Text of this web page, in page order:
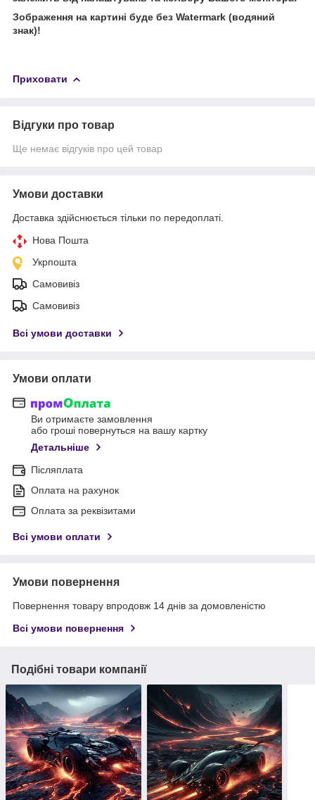
Зображення на картині буде без Watermark (водяний
знак)!
Приховати
Відгуки про товар
Ще немає відгуків про цей товар
Умови доставки
Доставка здійснюється тільки по передоплаті.
Нова Пошта
Укрпошта
Самовивіз
Самовивіз
Всі умови доставки
Умови оплати
Ви отримаєте замовлення
або гроші повернуться на вашу картку
Детальніше
Післяплата
Оплата на рахунок
Оплата за реквізитами
Всі умови оплати
Умови повернення
Повернення товару впродовж 14 днів за домовленістю
Всі умови повернення
Подібні товари компанії